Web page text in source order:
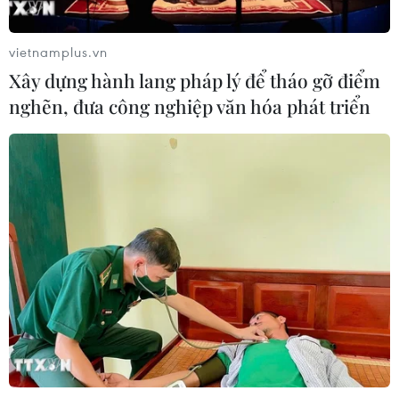
động lực mới của quan hệ Việt Nam-
Australia
09/08/2026 02:01
Thị trường vaccine thế giới chuyển
hướng sang người cao tuổi
08/08/2026 15:01
Chuyên gia Nhật Bản nói Việt Nam
nên ưu tiên sản xuất và đóng gói chip
bán dẫn
08/08/2026 13:28
Nông sản Việt Nam còn nhiều dư địa
vietnamplus.vn
Xây dựng hành lang pháp lý để tháo gỡ điểm
nghẽn, đưa công nghiệp văn hóa phát triển